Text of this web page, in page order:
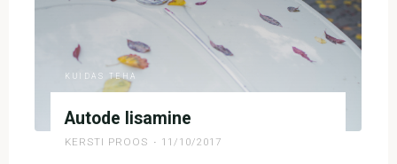
KUIDAS TEHA
Autode lisamine
KERSTI PROOS 11/10/2017